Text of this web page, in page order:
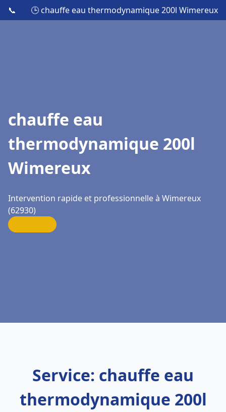
📞 🕒 chauffe eau thermodynamique 200l Wimereux
chauffe eau
thermodynamique 200l
Wimereux
Intervention rapide et professionnelle à Wimereux
(62930)
Service: chauffe eau
thermodynamique 200l